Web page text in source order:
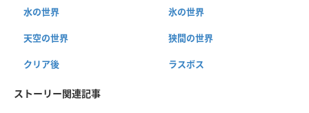
水の世界 氷の世界
天空の世界 狭間の世界
クリア後 ラスボス
ストーリー関連記事